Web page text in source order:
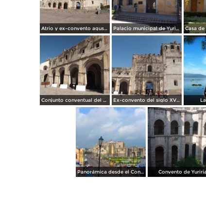
Atrio y ex-convento agustino siglo XVI. Yuriria. Noviembre/2012 Palacio municipal de Yuriria, Gto. Noviembre/2012
Conjunto conventual del siglo XVI en Yuriria, Gto. Noviembre/2012 Ex-convento del siglo XVI en Yuriria, Gto. Noviembre/2012
Panorámica desde el Convento de Yuriria Convento de